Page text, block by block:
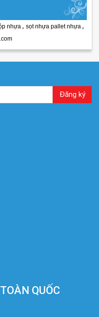
nhựa , sọt nhựa pallet nhựa ,
QUỐC